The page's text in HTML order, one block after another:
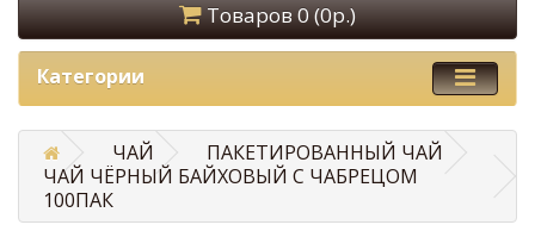
Товаров 0 (0р.)
Категории
ЧАЙ
ПАКЕТИРОВАННЫЙ ЧАЙ
ЧАЙ ЧЁРНЫЙ БАЙХОВЫЙ С ЧАБРЕЦОМ
100ПАК